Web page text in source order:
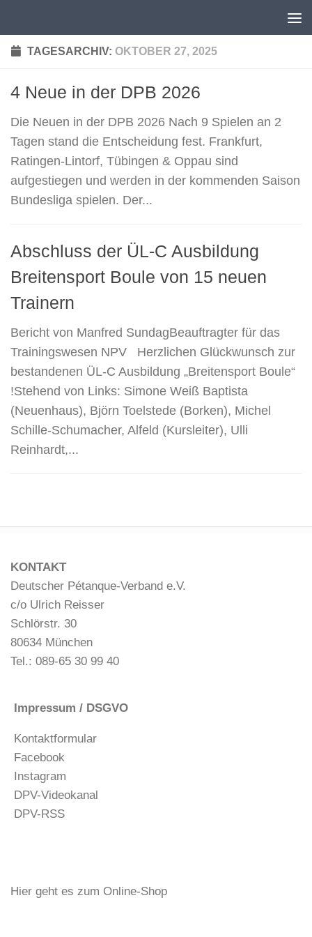
TAGESARCHIV: OKTOBER 27, 2025
4 Neue in der DPB 2026
Die Neuen in der DPB 2026 Nach 9 Spielen an 2
Tagen stand die Entscheidung fest. Frankfurt,
Ratingen-Lintorf, Tübingen & Oppau sind
aufgestiegen und werden in der kommenden Saison
Bundesliga spielen. Der...
Abschluss der ÜL-C Ausbildung
Breitensport Boule von 15 neuen
Trainern
Bericht von Manfred SundagBeauftragter für das
Trainingswesen NPV Herzlichen Glückwunsch zur
bestandenen ÜL-C Ausbildung „Breitensport Boule“
!Stehend von Links: Simone Weiß Baptista
(Neuenhaus), Björn Toelstede (Borken), Michel
Schille-Schumacher, Alfeld (Kursleiter), Ulli
Reinhardt,...
KONTAKT
Deutscher Pétanque-Verband e.V.
c/o Ulrich Reisser
Schlörstr. 30
80634 München
Tel.: 089-65 30 99 40
Impressum / DSGVO
Kontaktformular
Facebook
Instagram
DPV-Videokanal
DPV-RSS
Hier geht es zum Online-Shop